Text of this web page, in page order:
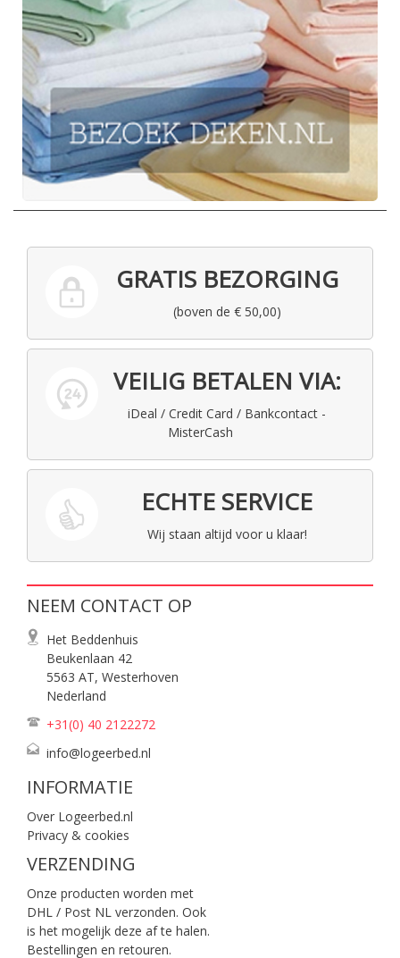
GRATIS BEZORGING
(boven de € 50,00)
VEILIG BETALEN VIA:
iDeal / Credit Card / Bankcontact -
MisterCash
ECHTE SERVICE
Wij staan altijd voor u klaar!
NEEM CONTACT OP
Het Beddenhuis
Beukenlaan 42
5563 AT, Westerhoven
Nederland
+31(0) 40 2122272
info@logeerbed.nl
INFORMATIE
Over Logeerbed.nl
Privacy & cookies
VERZENDING
Onze producten worden met
DHL / Post NL verzonden. Ook
is het mogelijk deze af te halen.
Bestellingen en retouren.